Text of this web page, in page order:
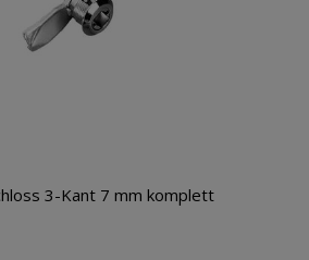
3-Kant 7 mm komplett